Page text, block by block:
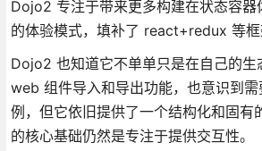
Dojo2 专注于带来更多构建在状态容器
的体验模式，填补了 react+redux 等框
Dojo2 也知道它不单单只是在自己的生
web 组件导入和导出功能，也意识到
例，但它依旧提供了一个结构化和固有
的核心基础仍然是专注于提供交互性。